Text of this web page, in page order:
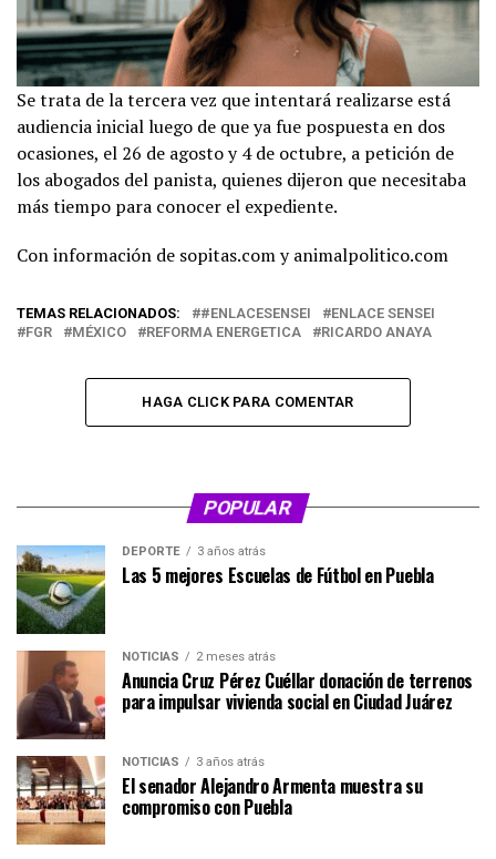
Se trata de la tercera vez que intentará realizarse está
audiencia inicial luego de que ya fue pospuesta en dos
ocasiones, el 26 de agosto y 4 de octubre, a petición de
los abogados del panista, quienes dijeron que necesitaba
más tiempo para conocer el expediente.
Con información de sopitas.com y animalpolitico.com
TEMAS RELACIONADOS: #ENLACESENSEI
ENLACE SENSEI
FGR
MÉXICO REFORMA ENERGETICA RICARDO ANAYA
HAGA CLICK PARA COMENTAR
POPULAR
DEPORTE 3 años atrás
Las 5 mejores Escuelas de Fútbol en Puebla
NOTICIAS 2 meses atrás
Anuncia Cruz Pérez Cuéllar donación de terrenos
para impulsar vivienda social en Ciudad Juárez
NOTICIAS 3 años atrás
El senador Alejandro Armenta muestra su
compromiso con Puebla